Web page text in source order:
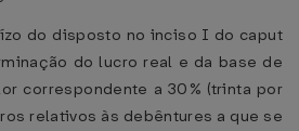
do disposto no inciso I do caput
do lucro real e da base de
correspondente a 30% (trinta por
relativos às debêntures a que se